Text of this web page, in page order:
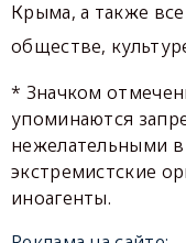
Крыма, а также
обществе,
* Значком
упоминаются
нежелательными
экстремистские
иноагенты.